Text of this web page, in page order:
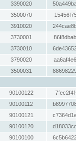
3390020
3500070
3910020
3730001
3730010
3790020
3500031
90100122
90100112
90100121
90100120
90100100